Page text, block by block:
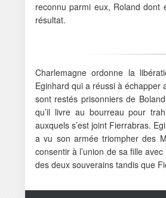
reconnu parmi eux, Roland
résultat.
Charlemagne ordonne la
Eginhard qui a réussi à
sont restés prisonniers de
qu’il livre au bourreau pour
auxquels s’est joint Fierrabras.
a vu son armée triompher des
consentir à l’union de sa fille
des deux souverains tandis que